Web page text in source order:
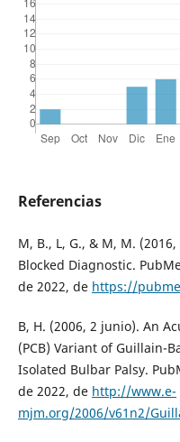
Referencias
M, B., L, G., & M, M.
Blocked Diagnostic.
de 2022, de https://
B, H. (2006, 2 junio). An
(PCB) Variant of Guillain-
Isolated Bulbar Palsy.
de 2022, de http://www.e-
mjm.org/2006/v61n2/